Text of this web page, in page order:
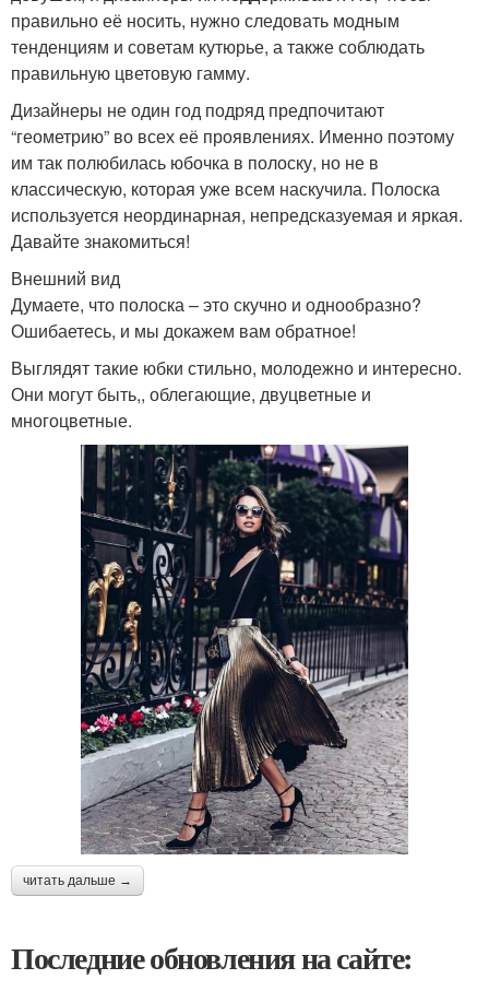
правильно её носить, нужно следовать модным
тенденциям и советам кутюрье, а также соблюдать
правильную цветовую гамму.
Дизайнеры не один год подряд предпочитают
“геометрию” во всех её проявлениях. Именно поэтому
им так полюбилась юбочка в полоску, но не в
классическую, которая уже всем наскучила. Полоска
используется неординарная, непредсказуемая и яркая.
Давайте знакомиться!
Внешний вид
Думаете, что полоска – это скучно и однообразно?
Ошибаетесь, и мы докажем вам обратное!
Выглядят такие юбки стильно, молодежно и интересно.
Они могут быть,, облегающие, двуцветные и
многоцветные.
читать дальше →
Последние обновления на сайте: